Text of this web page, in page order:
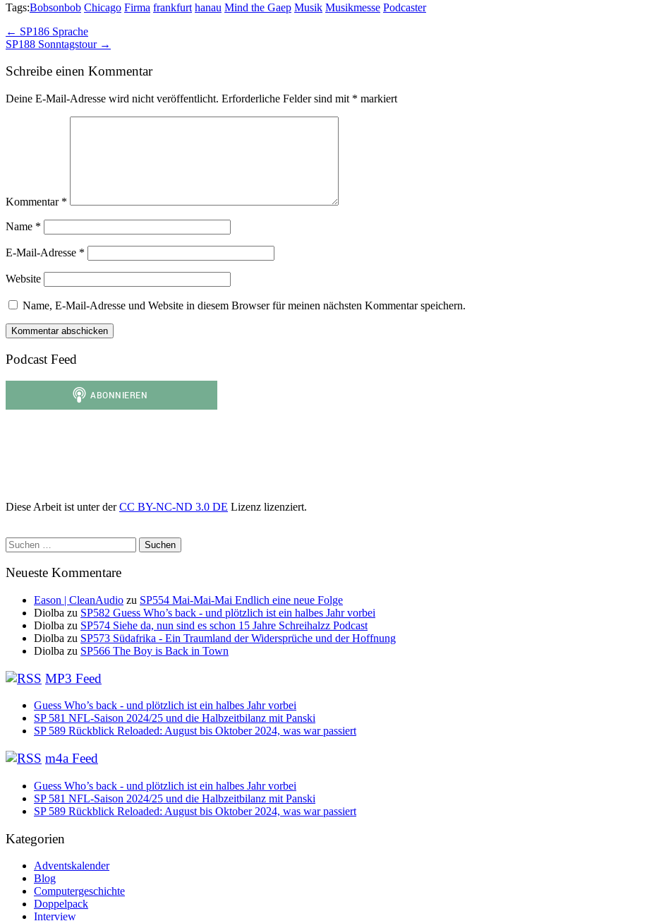
Tags:Bobsonbob Chicago Firma frankfurt hanau Mind the Gaep Musik Musikmesse Podcaster
Post
navigation
← SP186 Sprache
SP188 Sonntagstour →
Schreibe einen Kommentar
Deine E-Mail-Adresse wird nicht veröffentlicht. Erforderliche Felder sind mit * markiert
Kommentar *
Name *
E-Mail-Adresse *
Website
Name, E-Mail-Adresse und Website in diesem Browser für meinen nächsten Kommentar speichern.
Podcast Feed
Diese Arbeit ist unter derCC BY-NC-ND 3.0 DE Lizenz lizenziert.
Suchen
nach:
Neueste Kommentare
Eason | CleanAudio zu SP554 Mai-Mai-Mai Endlich eine neue Folge
Diolba zu SP582 Guess Who’s back - und plötzlich ist ein halbes Jahr vorbei
Diolba zu SP574 Siehe da, nun sind es schon 15 Jahre Schreihalzz Podcast
Diolba zu SP573 Südafrika - Ein Traumland der Widersprüche und der Hoffnung
Diolba zu SP566 The Boy is Back in Town
MP3 Feed
Guess Who’s back - und plötzlich ist ein halbes Jahr vorbei
SP 581 NFL-Saison 2024/25 und die Halbzeitbilanz mit Panski
SP 589 Rückblick Reloaded: August bis Oktober 2024, was war passiert
m4a Feed
Guess Who’s back - und plötzlich ist ein halbes Jahr vorbei
SP 581 NFL-Saison 2024/25 und die Halbzeitbilanz mit Panski
SP 589 Rückblick Reloaded: August bis Oktober 2024, was war passiert
Kategorien
Adventskalender
Blog
Computergeschichte
Doppelpack
Interview